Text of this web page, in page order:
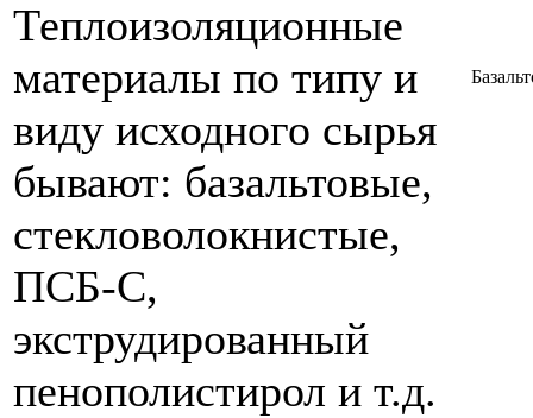
Теплоизоляционные
материалы по типу и
виду исходного сырья
бывают: базальтовые,
стекловолокнистые,
ПСБ-С,
экструдированный
пенополистирол и т.д.